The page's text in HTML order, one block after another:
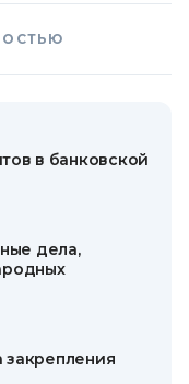
в банковской
дела,
закрепления